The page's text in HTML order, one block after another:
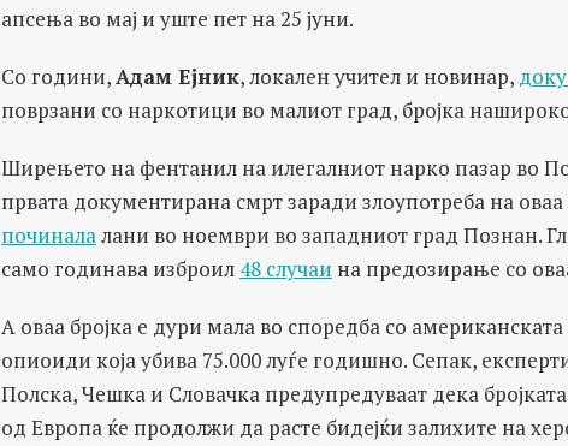
апсења во мај и уште пет на 25 јуни.
Со години,Адам Ејник, локален учител и новинар,
поврзани со наркотици во малиот град, бројка
Ширењето на фентанил на илегалниот нарко пазар во
првата документирана смрт заради злоупотреба на
починалалани во ноември во западниот град Познан.
само годинава изброил 48 случаи на предозирање со
А оваа бројка е дури мала во споредба со
опиоиди која убива 75.000 луѓе годишно. Сепак,
Полска, Чешка и Словачка предупредуваат дека
од Европа ќе продолжи да расте бидејќи залихите на